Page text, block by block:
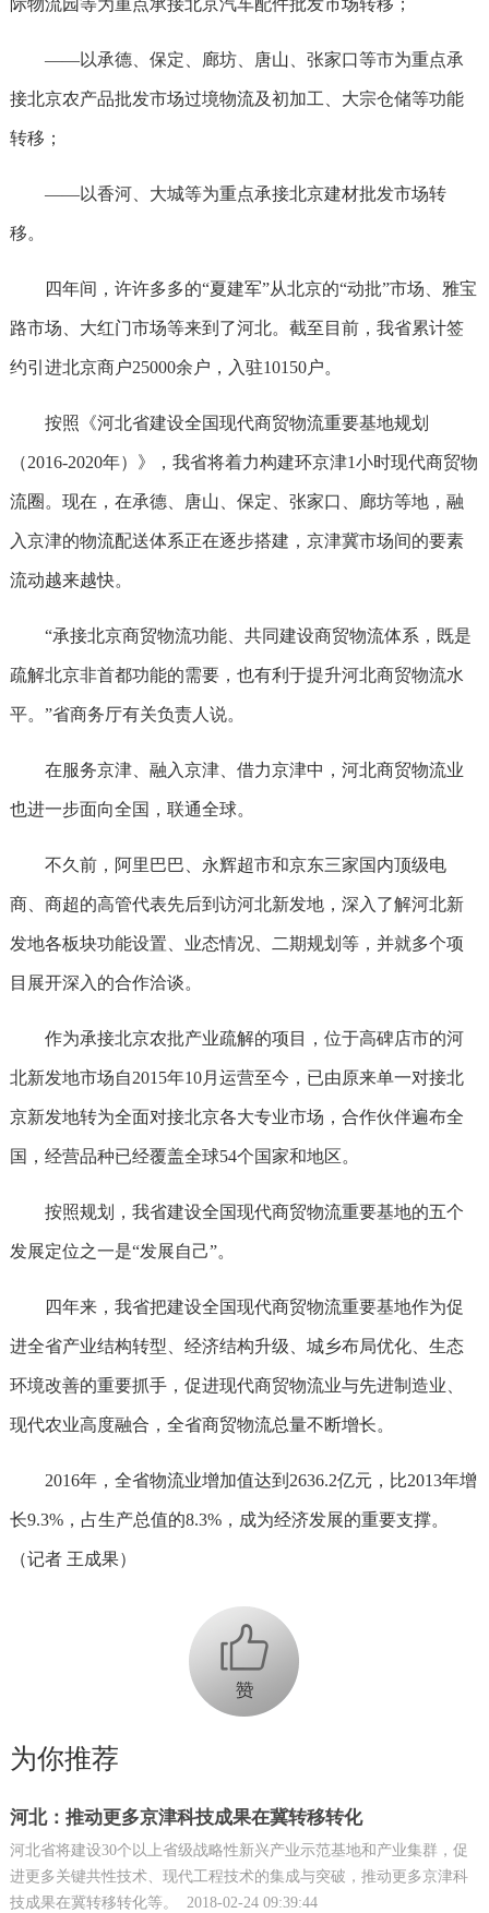
际物流园等为重点承接北京汽车配件批发市场转移；
——以承德、保定、廊坊、唐山、张家口等市为重点承
接北京农产品批发市场过境物流及初加工、大宗仓储等功能
转移；
——以香河、大城等为重点承接北京建材批发市场转
移。
四年间，许许多多的“夏建军”从北京的“动批”市场、雅宝
路市场、大红门市场等来到了河北。截至目前，我省累计签
约引进北京商户25000余户，入驻10150户。
按照《河北省建设全国现代商贸物流重要基地规划
（2016-2020年）》，我省将着力构建环京津1小时现代商贸物
流圈。现在，在承德、唐山、保定、张家口、廊坊等地，融
入京津的物流配送体系正在逐步搭建，京津冀市场间的要素
流动越来越快。
“承接北京商贸物流功能、共同建设商贸物流体系，既是
疏解北京非首都功能的需要，也有利于提升河北商贸物流水
平。”省商务厅有关负责人说。
在服务京津、融入京津、借力京津中，河北商贸物流业
也进一步面向全国，联通全球。
不久前，阿里巴巴、永辉超市和京东三家国内顶级电
商、商超的高管代表先后到访河北新发地，深入了解河北新
发地各板块功能设置、业态情况、二期规划等，并就多个项
目展开深入的合作洽谈。
作为承接北京农批产业疏解的项目，位于高碑店市的河
北新发地市场自2015年10月运营至今，已由原来单一对接北
京新发地转为全面对接北京各大专业市场，合作伙伴遍布全
国，经营品种已经覆盖全球54个国家和地区。
按照规划，我省建设全国现代商贸物流重要基地的五个
发展定位之一是“发展自己”。
四年来，我省把建设全国现代商贸物流重要基地作为促
进全省产业结构转型、经济结构升级、城乡布局优化、生态
环境改善的重要抓手，促进现代商贸物流业与先进制造业、
现代农业高度融合，全省商贸物流总量不断增长。
2016年，全省物流业增加值达到2636.2亿元，比2013年增
长9.3%，占生产总值的8.3%，成为经济发展的重要支撑。
（记者 王成果）
+1
为你推荐
河北：推动更多京津科技成果在冀转移转化
河北省将建设30个以上省级战略性新兴产业示范基地和产业集群，促
进更多关键共性技术、现代工程技术的集成与突破，推动更多京津科
技成果在冀转移转化等。
2018-02-24 09:39:44